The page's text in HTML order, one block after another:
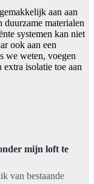
aan aan
materialen
systemen kan niet
ook aan een
we weten, voegen
extra isolatie toe aan
mijn loft te
van bestaande